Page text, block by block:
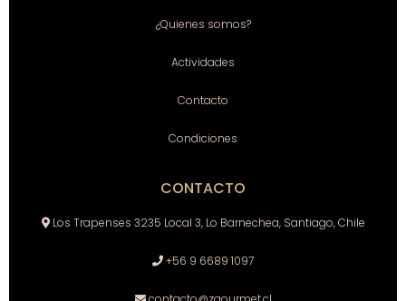
¿Quienes somos?
Actividades
Contacto
Condiciones
CONTACTO
Los Trapenses 3235 Local 3, Lo Barnechea, Santiago, Chile
+56 9 6689 1097